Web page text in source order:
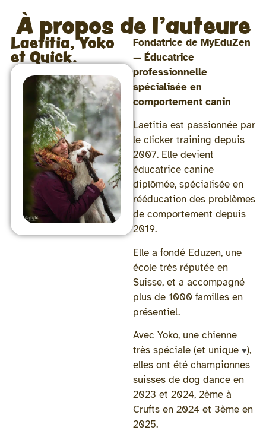
À propos de l'auteure
Laetitia, Yoko
et Quick.
Fondatrice de MyEduZen
— Éducatrice
professionnelle
spécialisée en
comportement canin
Laetitia est passionnée par
le clicker training depuis
2007. Elle devient
éducatrice canine
diplômée, spécialisée en
rééducation des problèmes
de comportement depuis
2019.
Elle a fondé Eduzen, une
école très réputée en
Suisse, et a accompagné
plus de 1000 familles en
présentiel.
Avec Yoko, une chienne
très spéciale (et unique ♥),
elles ont été championnes
suisses de dog dance en
2023 et 2024, 2ème à
Crufts en 2024 et 3ème en
2025.